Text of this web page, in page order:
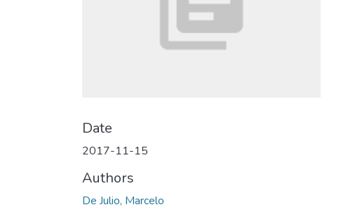
Date
2017-11-15
Authors
De Julio, Marcelo